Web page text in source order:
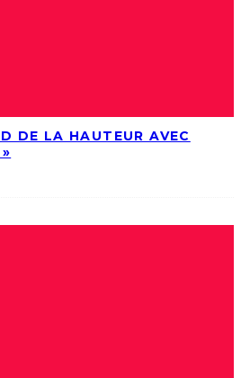
DE LA HAUTEUR AVEC